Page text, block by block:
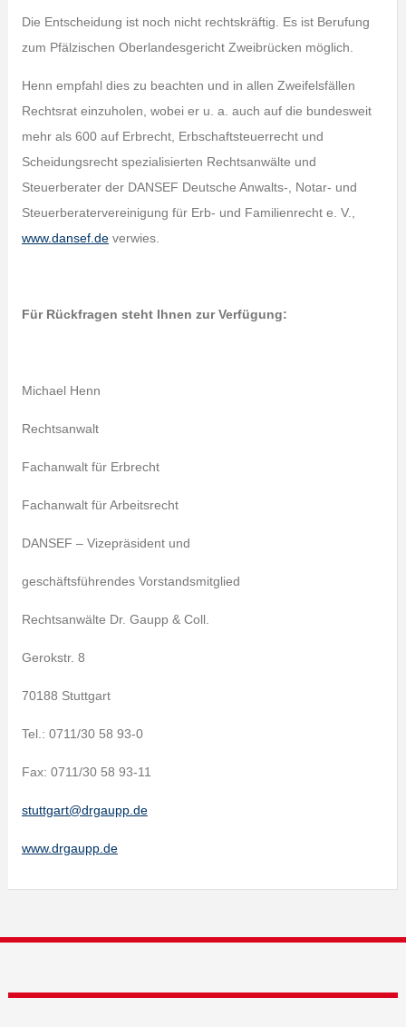
Die Entscheidung ist noch nicht rechtskräftig. Es ist Berufung
zum Pfälzischen Oberlandesgericht Zweibrücken möglich.
Henn empfahl dies zu beachten und in allen Zweifelsfällen
Rechtsrat einzuholen, wobei er u. a. auch auf die bundesweit
mehr als 600 auf Erbrecht, Erbschaftsteuerrecht und
Scheidungsrecht spezialisierten Rechtsanwälte und
Steuerberater der DANSEF Deutsche Anwalts‑, Notar- und
Steuerberatervereinigung für Erb- und Familienrecht e. V.,
www.dansef.deverwies.
Für Rückfragen steht Ihnen zur Verfügung:
Michael Henn
Rechtsanwalt
Fachanwalt für Erbrecht
Fachanwalt für Arbeitsrecht
DANSEF – Vizepräsident und
geschäftsführendes Vorstandsmitglied
Rechtsanwälte Dr. Gaupp & Coll.
Gerokstr. 8
70188 Stuttgart
Tel.: 0711/30 58 93-0
Fax: 0711/30 58 93-11
stuttgart@drgaupp.de
www.drgaupp.de